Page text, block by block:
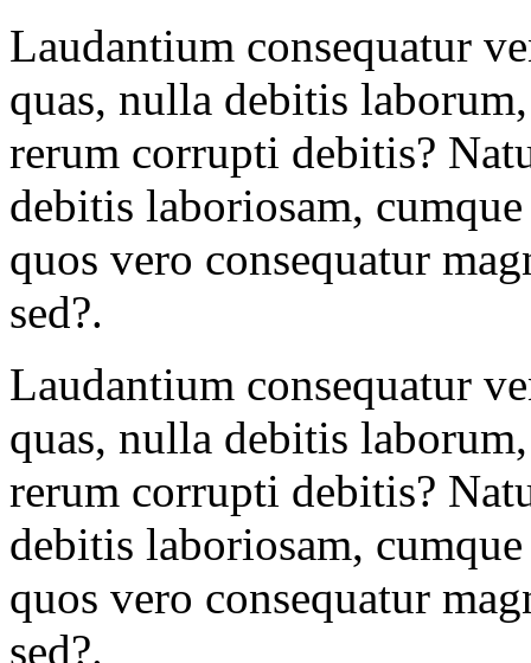
Laudantium consequatur
quas, nulla debitis
rerum corrupti debitis?
debitis laboriosam,
quos vero consequatur
sed?.
Laudantium consequatur
quas, nulla debitis
rerum corrupti debitis?
debitis laboriosam,
quos vero consequatur
sed?.